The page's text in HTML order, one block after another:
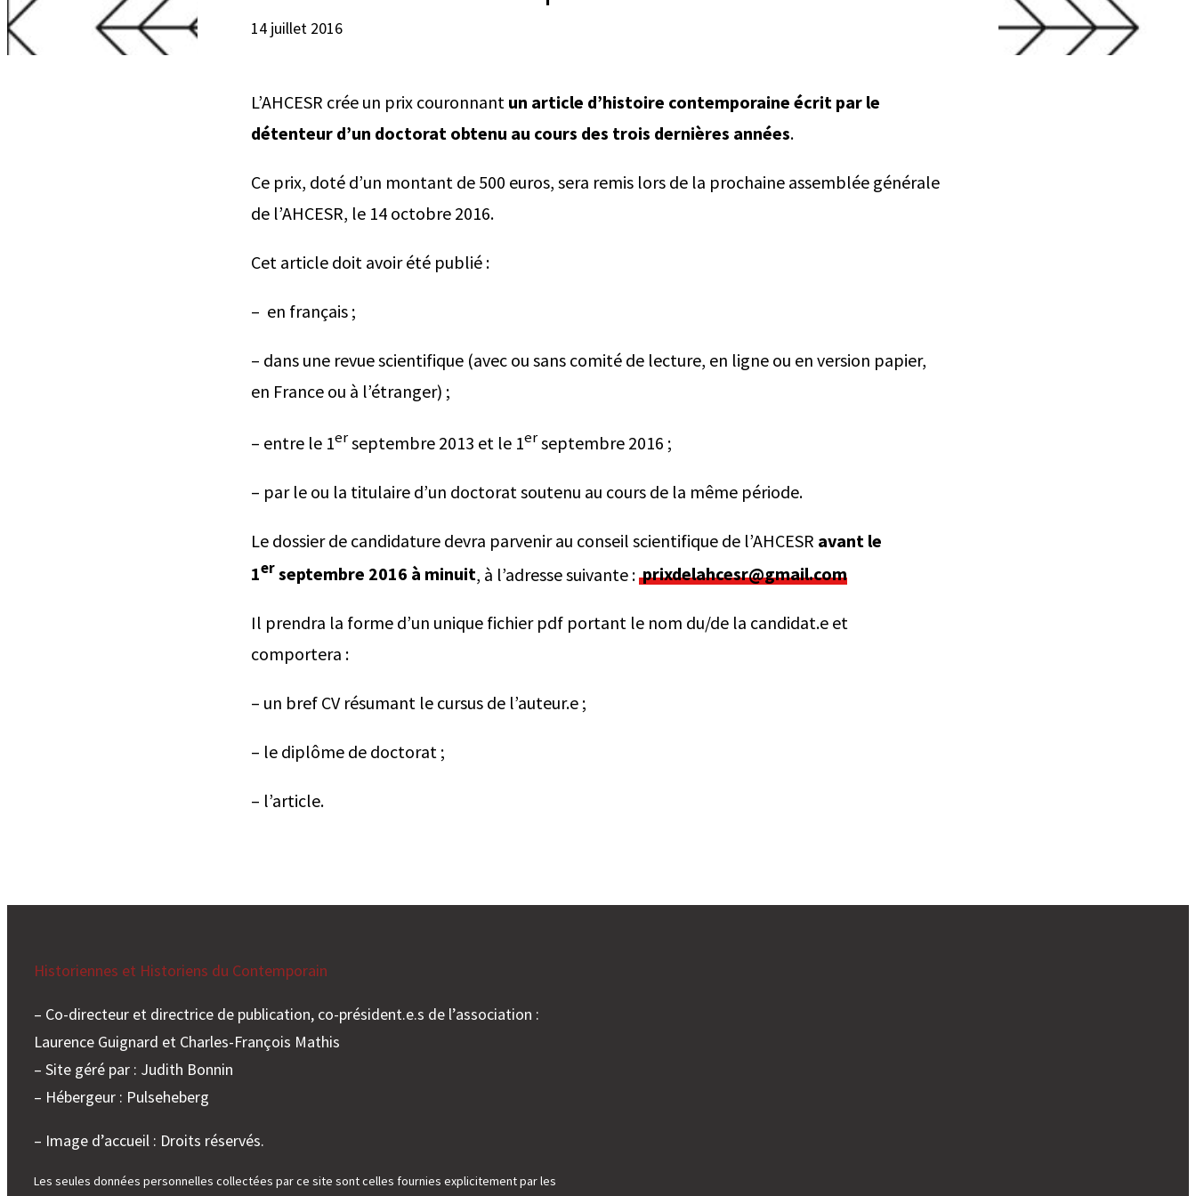
14 juillet 2016
L’AHCESR crée un prix couronnant un article d’histoire contemporaine écrit par le
détenteur d’un doctorat obtenu au cours des trois dernières années.
Ce prix, doté d’un montant de 500 euros, sera remis lors de la prochaine assemblée générale
de l’AHCESR, le 14 octobre 2016.
Cet article doit avoir été publié :
– en français ;
– dans une revue scientifique (avec ou sans comité de lecture, en ligne ou en version papier,
en France ou à l’étranger) ;
– entre le 1erseptembre 2013 et le 1erseptembre 2016 ;
– par le ou la titulaire d’un doctorat soutenu au cours de la même période.
Le dossier de candidature devra parvenir au conseil scientifique de l’AHCESR avant le
1erseptembre 2016 à minuit, à l’adresse suivante :prixdelahcesr@gmail.com
Il prendra la forme d’un unique fichier pdf portant le nom du/de la candidat.e et
comportera :
– un bref CV résumant le cursus de l’auteur.e ;
– le diplôme de doctorat ;
– l’article.
Historiennes et Historiens du Contemporain
– Co-directeur et directrice de publication, co-président.e.s de l’association :
Laurence Guignard et Charles-François Mathis
– Site géré par : Judith Bonnin
– Hébergeur : Pulseheberg
– Image d’accueil : Droits réservés.
Les seules données personnelles collectées par ce site sont celles fournies explicitement par les